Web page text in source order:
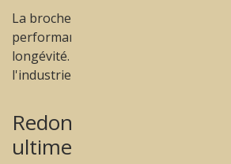
La broche Sycotec à roulements
performances de fraisage optimales
longévité. Elle répond à l'un des
l'industrie.
Redon Best Mill®, la
ultime en polyvalence